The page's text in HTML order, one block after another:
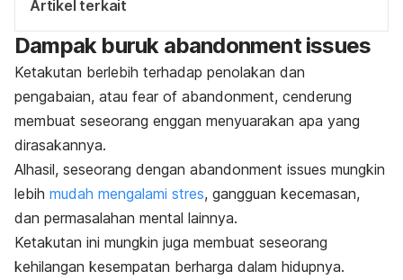
Artikel terkait
Dampak buruk abandonment issues
Ketakutan berlebih terhadap penolakan dan
pengabaian, atau fear of abandonment, cenderung
membuat seseorang enggan menyuarakan apa yang
dirasakannya.
Alhasil, seseorang dengan abandonment issues mungkin
lebih mudah mengalami stres, gangguan kecemasan,
dan permasalahan mental lainnya.
Ketakutan ini mungkin juga membuat seseorang
kehilangan kesempatan berharga dalam hidupnya.